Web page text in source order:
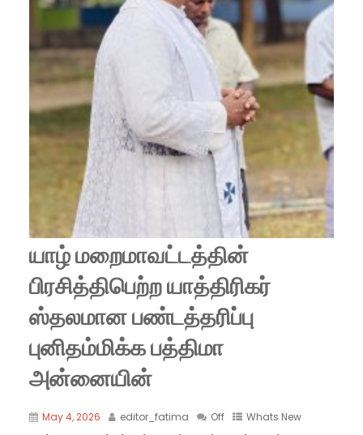
யாழ் மறைமாவட்டத்தின்
பிரசித்திபெற்ற யாத்திரிகர்
ஸ்தலமான பண்டத்தரிப்பு
புனிதம்மிக்க பத்திமா
அன்னையின்
May 4, 2026 editor_fatima Off Whats New